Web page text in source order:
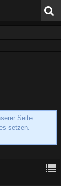
Seite
setzen.